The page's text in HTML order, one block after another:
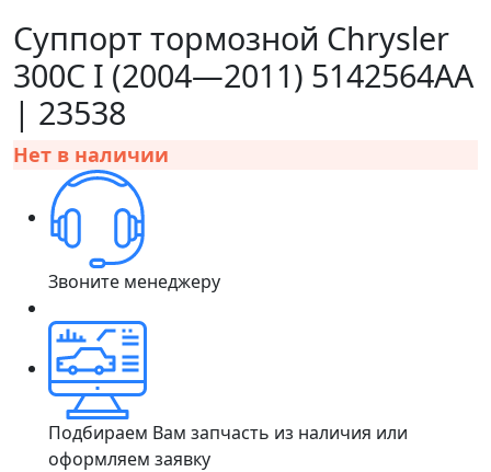
Суппорт тормозной Chrysler
300C I (2004—2011) 5142564AA
| 23538
Нет в наличии
Звоните менеджеру
Подбираем Вам запчасть из наличия или
оформляем заявку